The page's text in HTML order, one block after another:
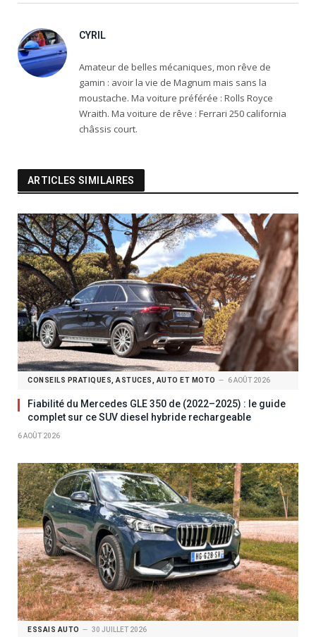
CYRIL
Amateur de belles mécaniques, mon rêve de
gamin : avoir la vie de Magnum mais sans la
moustache. Ma voiture préférée : Rolls Royce
Wraith. Ma voiture de rêve : Ferrari 250 california
châssis court.
ARTICLES SIMILAIRES
CONSEILS PRATIQUES, ASTUCES, AUTO ET MOTO 6 AOÛT 2026
Fiabilité du Mercedes GLE 350 de (2022–2025) : le guide
complet sur ce SUV diesel hybride rechargeable
6 AOÛT 2026
ESSAIS AUTO 30 JUILLET 2026